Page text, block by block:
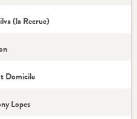
(la Recrue)
Domicile
Lopes